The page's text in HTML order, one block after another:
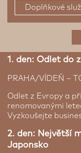
Doplňkové
Prémiové
1. den: Odlet do
PRAHA/VÍDEŇ –
Odlet z Evropy a
renomovanými
Vyzkoušejte
2. den: Největší
Japonsko